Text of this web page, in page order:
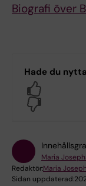
Biografi över
Hade du
Maria
Redaktör:Maria
Sidan uppdaterad: